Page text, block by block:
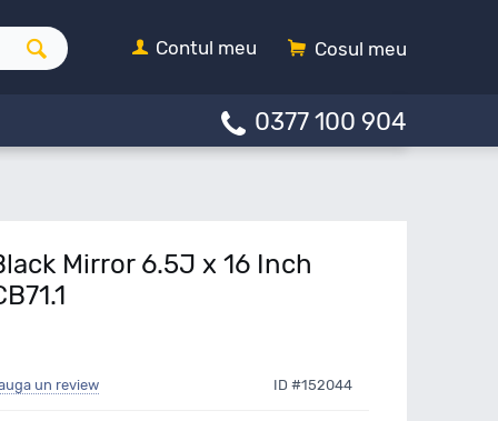
Cosul meu
Contul meu
0377 100 904
Mirror 6.5J x 16 Inch
un review ID #152044